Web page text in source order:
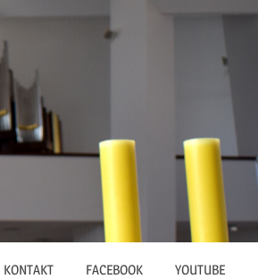
KONTAKT FACEBOOK YOUTUBE